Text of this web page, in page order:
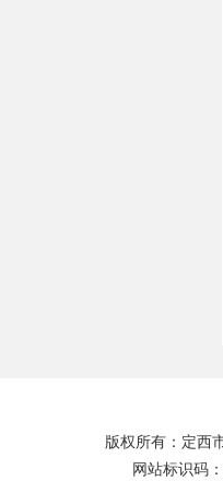
版权所有：定西
网站标识码